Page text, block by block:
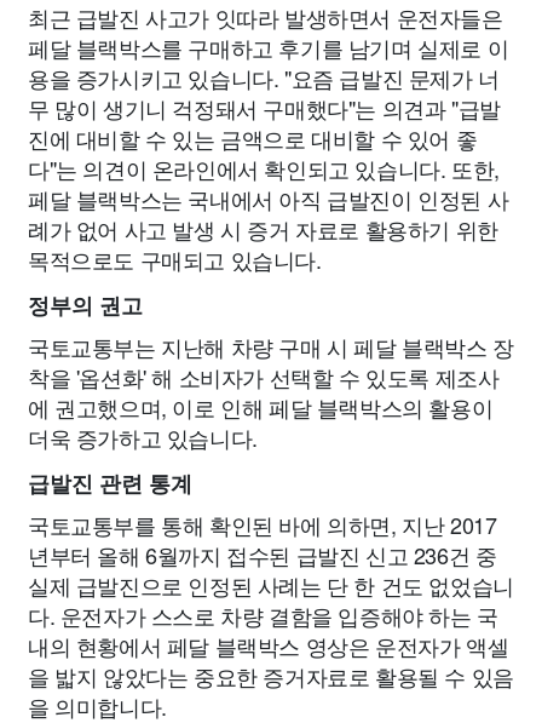
최근 급발진 사고가 잇따라 발생하면서 운전자들은
페달 블랙박스를 구매하고 후기를 남기며 실제로 이
용을 증가시키고 있습니다. "요즘 급발진 문제가 너
무 많이 생기니 걱정돼서 구매했다"는 의견과 "급발
진에 대비할 수 있는 금액으로 대비할 수 있어 좋
다"는 의견이 온라인에서 확인되고 있습니다. 또한,
페달 블랙박스는 국내에서 아직 급발진이 인정된 사
례가 없어 사고 발생 시 증거 자료로 활용하기 위한
목적으로도 구매되고 있습니다.
정부의 권고
국토교통부는 지난해 차량 구매 시 페달 블랙박스 장
착을 '옵션화' 해 소비자가 선택할 수 있도록 제조사
에 권고했으며, 이로 인해 페달 블랙박스의 활용이
더욱 증가하고 있습니다.
급발진 관련 통계
국토교통부를 통해 확인된 바에 의하면, 지난 2017
년부터 올해 6월까지 접수된 급발진 신고 236건 중
실제 급발진으로 인정된 사례는 단 한 건도 없었습니
다. 운전자가 스스로 차량 결함을 입증해야 하는 국
내의 현황에서 페달 블랙박스 영상은 운전자가 액셀
을 밟지 않았다는 중요한 증거자료로 활용될 수 있음
을 의미합니다.